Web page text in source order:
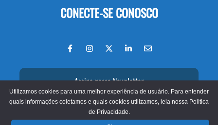
CONECTE-SE CONOSCO
Assine nossa Newsletter
© 2026 - Jornal O São Paulo
Utilizamos cookies para uma melhor experiência de usuário. Para entender
quais informações coletamos e quais cookies utilizamos, leia nossa Política
de Privacidade.